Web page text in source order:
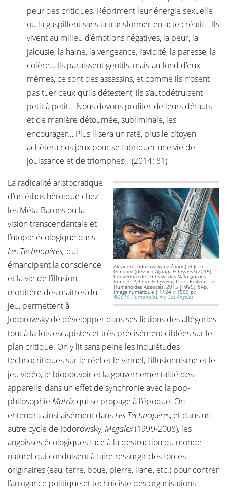
peur des critiques. Répriment leur énergie sexuelle
ou la gaspillent sans la transformer en acte créatif… Ils
vivent au milieu d’émotions négatives, la peur, la
jalousie, la haine, la vengeance, l’avidité, la paresse, la
colère… Ils paraissent gentils, mais au fond d’eux-
mêmes, ce sont des assassins, et comme ils n’osent
pas tuer ceux qu’ils détestent, ils s’autodétruisent
petit à petit… Nous devons profiter de leurs défauts
et de manière détournée, subliminale, les
encourager… Plus il sera un raté, plus le citoyen
achètera nos jeux pour se fabriquer une vie de
jouissance et de triomphes… (2014: 81)
Alejandro Jodorowsky (scénario) et Juan
Gimenez (dessin),Aghnar le bisaïeul(2015)
Couverture de La Caste des Méta-barons,
tome 3 :Aghnar le bisaïeul, Paris, Éditions Les
Humanoïdes Associés, 2015 [1995], 64p.
Image numérique | 1124 x 1500 px
©2019 Humanoids, Inc. Los Angeles
La radicalité aristocratique
d’un éthos héroïque chez
les Méta-Barons ou la
vision transcendantale et
l’utopie écologique dans
Les Technopères, qui
émancipent la conscience
et la vie de l’illusion
mortifère des maîtres du
jeu, permettent à
Jodorowsky de développer dans ses fictions des allégories
tout à la fois escapistes et très précisément ciblées sur le
plan critique. On y lit sans peine les inquiétudes
technocritiques sur le réel et le virtuel, l’illusionnisme et le
jeu vidéo, le biopouvoir et la gouvernementalité des
appareils, dans un effet de synchronie avec la pop-
philosophie Matrixqui se propage à l’époque. On
entendra ainsi aisément dansLes Technopères, et dans un
autre cycle de Jodorowsky, Megalex(1999-2008), les
angoisses écologiques face à la destruction du monde
naturel qui conduisent à faire ressurgir des forces
originaires (eau, terre, boue, pierre, liane, etc.) pour contrer
l’arrogance politique et techniciste des organisations